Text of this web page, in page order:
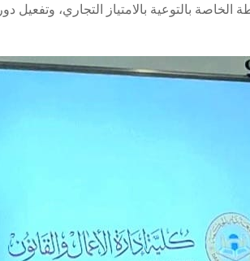
بالتوعية بالامتياز التجاري، وتفعيل دور